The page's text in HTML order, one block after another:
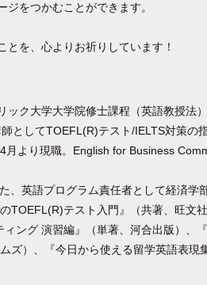
をつかむことができます。
を、心よりお祈りしています！
ック大学大学院修士課程（英語教授法
としてTOEFL(R)テスト/IELTS対策の
より現職。English for Business
、英語プログラム責任者として経済学
TOEFL(R)テスト入門』（共著、旺文
ング 演習編』（単著、河合出版）、
ズ）、『今日から使える留学英語表現